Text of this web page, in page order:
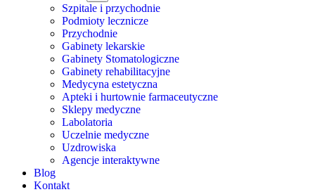
Szpitale i przychodnie
Podmioty lecznicze
Przychodnie
Gabinety lekarskie
Gabinety Stomatologiczne
Gabinety rehabilitacyjne
Medycyna estetyczna
Apteki i hurtownie farmaceutyczne
Sklepy medyczne
Labolatoria
Uczelnie medyczne
Uzdrowiska
Agencje interaktywne
Blog
Kontakt